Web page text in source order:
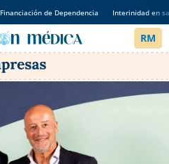
Financiación de Dependencia Interinidad en